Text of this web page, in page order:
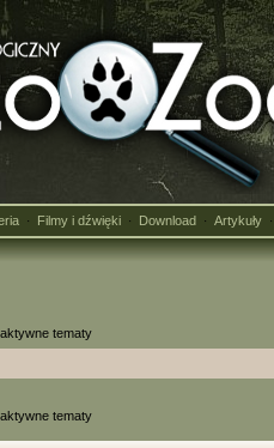
· Filmy i dźwięki · Download · Artykuły
tematy
tematy